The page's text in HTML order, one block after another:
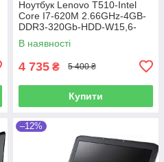
Ноутбук Lenovo T510-Intel
Core I7-620M 2.66GHz-4GB-
DDR3-320Gb-HDD-W15,6-
NVIDIA NVS 3100m(512mb)-
Web-(B)-Б/В
В наявності
4 735 ₴ 5 400 ₴
Купити
–12%